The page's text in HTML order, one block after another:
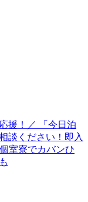
援！／ 「今日泊
談ください！即入
室寮でカバンひ